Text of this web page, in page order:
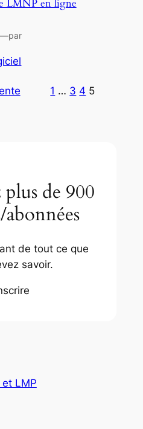
LMNP en ligne
par
1 … 3 4 5
de 900
de tout ce que
savoir.
LMP